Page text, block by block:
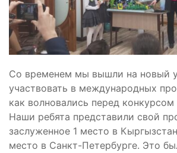
Со временем мы вышли на новый
участвовать в международных
как волновались перед конкурсом
Наши ребята представили свой
заслуженное 1 место в
место в Санкт-Петербурге. Это